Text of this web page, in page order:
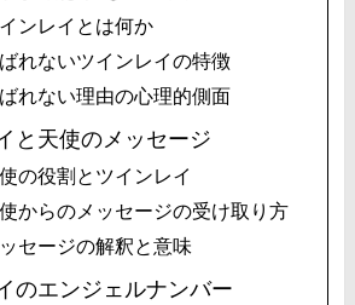
ンレイとは何か
れないツインレイの特徴
れない理由の心理的側面
と天使のメッセージ
の役割とツインレイ
からのメッセージの受け取り方
セージの解釈と意味
のエンジェルナンバー